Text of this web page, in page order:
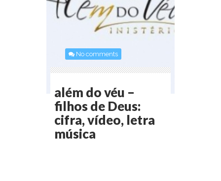
No comments
além do véu –
filhos de Deus:
cifra, vídeo, letra
música